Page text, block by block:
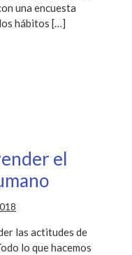
una encuesta
hábitos […]
el
las actitudes de
lo que hacemos